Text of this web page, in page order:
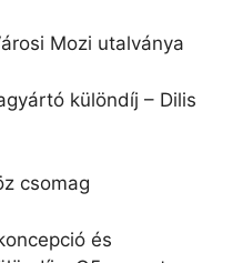
Mozi utalványa
különdíj – Dilis
csomag
és